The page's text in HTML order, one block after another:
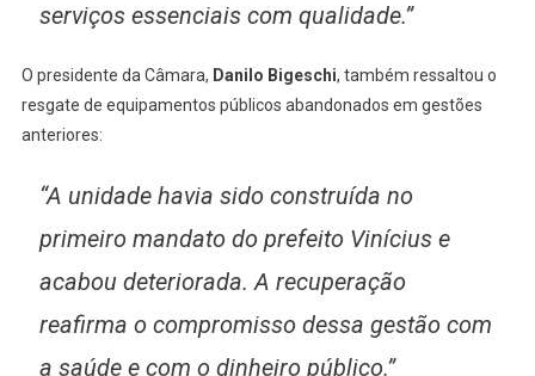
serviços essenciais com qualidade.”
O presidente da Câmara, Danilo Bigeschi, também ressaltou o
resgate de equipamentos públicos abandonados em gestões
anteriores:
“A unidade havia sido construída no
primeiro mandato do prefeito Vinícius e
acabou deteriorada. A recuperação
reafirma o compromisso dessa gestão com
a saúde e com o dinheiro público.”